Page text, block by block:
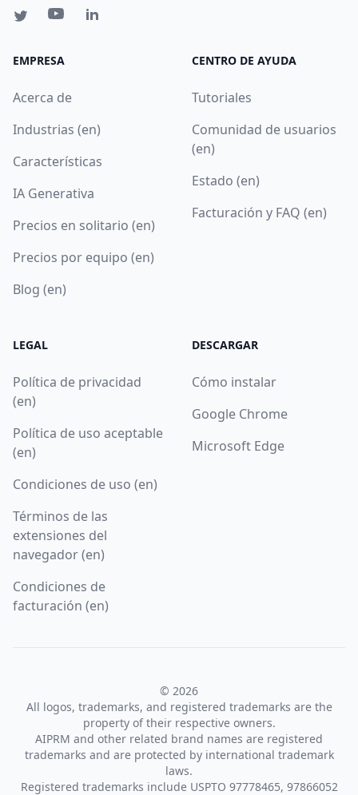
EMPRESA
Acerca de
Industrias (en)
Características
IA Generativa
Precios en solitario (en)
Precios por equipo (en)
Blog (en)
CENTRO DE AYUDA
Tutoriales
Comunidad de usuarios
(en)
Estado (en)
Facturación y FAQ (en)
LEGAL
Política de privacidad
(en)
Política de uso aceptable
(en)
Condiciones de uso (en)
Términos de las
extensiones del
navegador (en)
Condiciones de
facturación (en)
DESCARGAR
Cómo instalar
Google Chrome
Microsoft Edge
© 2026
All logos, trademarks, and registered trademarks are the
property of their respective owners.
AIPRM and other related brand names are registered
trademarks and are protected by international trademark
laws.
Registered trademarks include USPTO 97778465, 97866052